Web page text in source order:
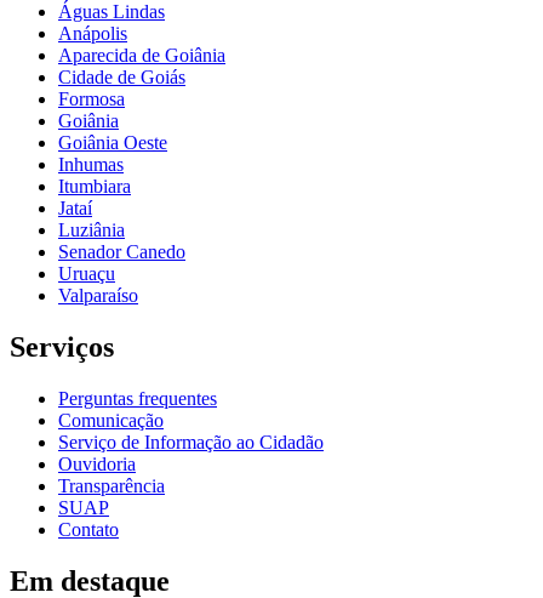
Águas Lindas
Anápolis
Aparecida de Goiânia
Cidade de Goiás
Formosa
Goiânia
Goiânia Oeste
Inhumas
Itumbiara
Jataí
Luziânia
Senador Canedo
Uruaçu
Valparaíso
Serviços
Perguntas frequentes
Comunicação
Serviço de Informação ao Cidadão
Ouvidoria
Transparência
SUAP
Contato
Em destaque